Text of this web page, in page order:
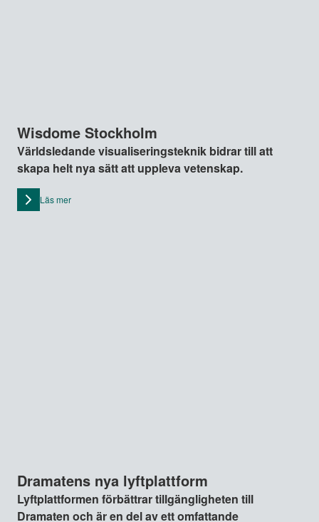
Wisdome Stockholm
Världsledande visualiseringsteknik bidrar till att
skapa helt nya sätt att uppleva vetenskap.
Läs mer
Dramatens nya lyftplattform
Lyftplattformen förbättrar tillgängligheten till
Dramaten och är en del av ett omfattande